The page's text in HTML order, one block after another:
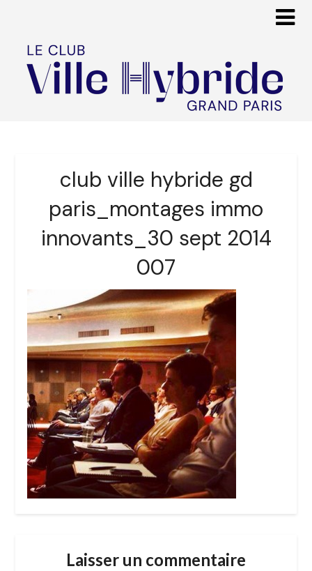
club ville hybride gd
paris_montages immo
innovants_30 sept 2014
007
Laisser un commentaire